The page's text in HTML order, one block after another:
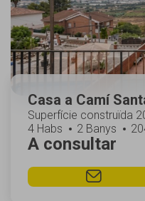
Casa a Camí
Superfície construïda
m², sup. útil 113 m²,
4 Habs 2 Banys
A consultar